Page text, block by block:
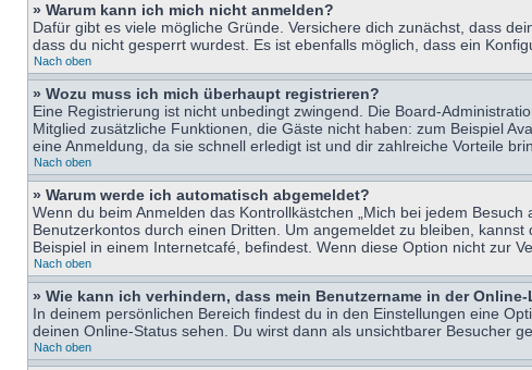
» Warum kann ich mich nicht anmelden?
Dafür gibt es viele mögliche Gründe. Versichere dich zunächst, dass
dass du nicht gesperrt wurdest. Es ist ebenfalls möglich, dass ein
Nach oben
» Wozu muss ich mich überhaupt registrieren?
Eine Registrierung ist nicht unbedingt zwingend. Die Board-
Mitglied zusätzliche Funktionen, die Gäste nicht haben: zum Beispiel
eine Anmeldung, da sie schnell erledigt ist und dir zahlreiche Vorteile
Nach oben
» Warum werde ich automatisch abgemeldet?
Wenn du beim Anmelden das Kontrollkästchen „Mich bei jedem
Benutzerkontos durch einen Dritten. Um angemeldet zu bleiben,
Beispiel in einem Internetcafé, befindest. Wenn diese Option nicht zur
Nach oben
» Wie kann ich verhindern, dass mein Benutzername in der
In deinem persönlichen Bereich findest du in den Einstellungen eine
deinen Online-Status sehen. Du wirst dann als unsichtbarer Besucher
Nach oben